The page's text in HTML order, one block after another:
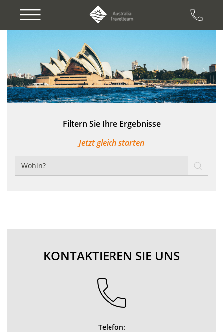
Filtern Sie Ihre Ergebnisse
Jetzt gleich starten
KONTAKTIEREN SIE UNS
Telefon: